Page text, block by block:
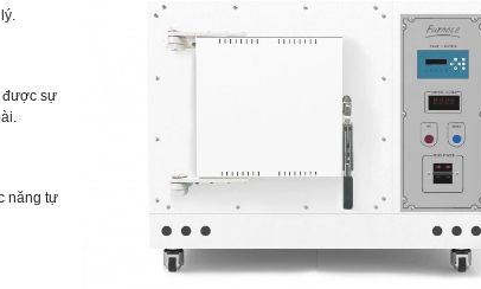
được sự
năng tự